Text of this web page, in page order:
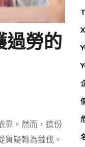
過勞的
靠。然而，這份
疑轉為撻伐。